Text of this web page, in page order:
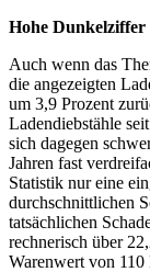
Hohe Dunkelziffer
Auch wenn das
die angezeigten
um 3,9 Prozent
Ladendiebstähle
sich dagegen
Jahren fast
Statistik nur eine
durchschnittlichen
tatsächlichen
rechnerisch über
Warenwert von 110